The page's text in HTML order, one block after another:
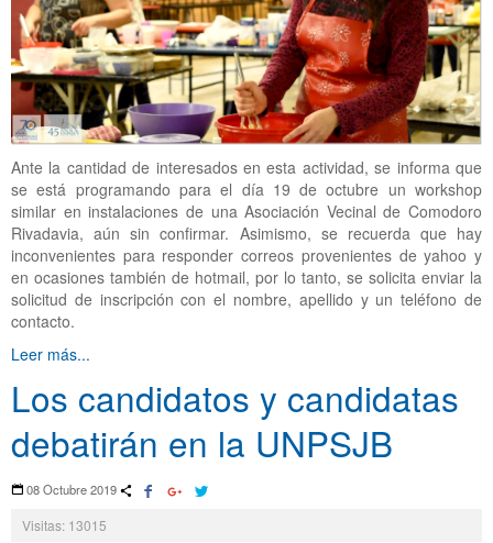
Ante la cantidad de interesados en esta actividad, se informa que
se está programando para el día 19 de octubre un workshop
similar en instalaciones de una Asociación Vecinal de Comodoro
Rivadavia, aún sin confirmar. Asimismo, se recuerda que hay
inconvenientes para responder correos provenientes de yahoo y
en ocasiones también de hotmail, por lo tanto, se solicita enviar la
solicitud de inscripción con el nombre, apellido y un teléfono de
contacto.
Leer más...
Los candidatos y candidatas
debatirán en la UNPSJB
08 Octubre 2019
Visitas: 13015